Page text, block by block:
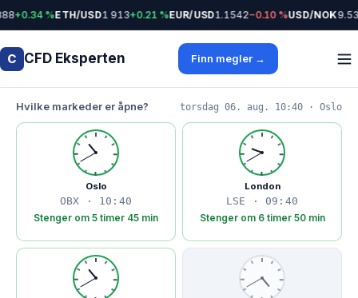
+0.34 %ETH/USD1 913+0.21 %EUR/USD1.1542−0.10 %USD/NOK
C CFD Eksperten Finn megler →
Hvilke markeder er åpne? torsdag 06. aug. 10:40 · Oslo
Oslo
OBX · 10:40
Stenger om 5 timer 45 min
London
LSE · 09:40
Stenger om 6 timer 50 min